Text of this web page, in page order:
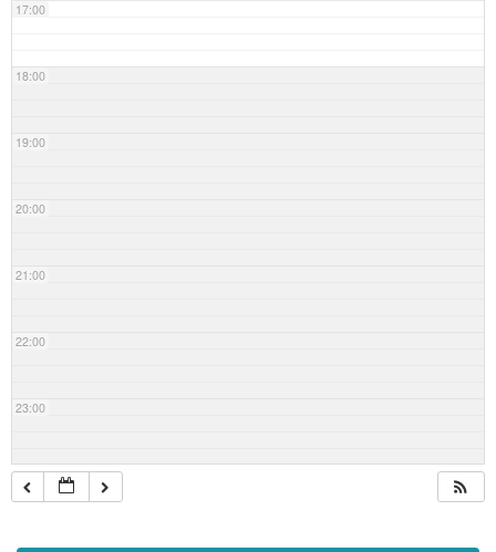
17:00
18:00
19:00
20:00
21:00
22:00
23:00